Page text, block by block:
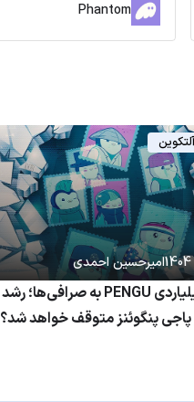
Phantom
امیرحسین احمدی
انتقال میلیاردی PENGU به صرافی‌ها؛ رشد
پنگوئنز متوقف خواهد شد؟